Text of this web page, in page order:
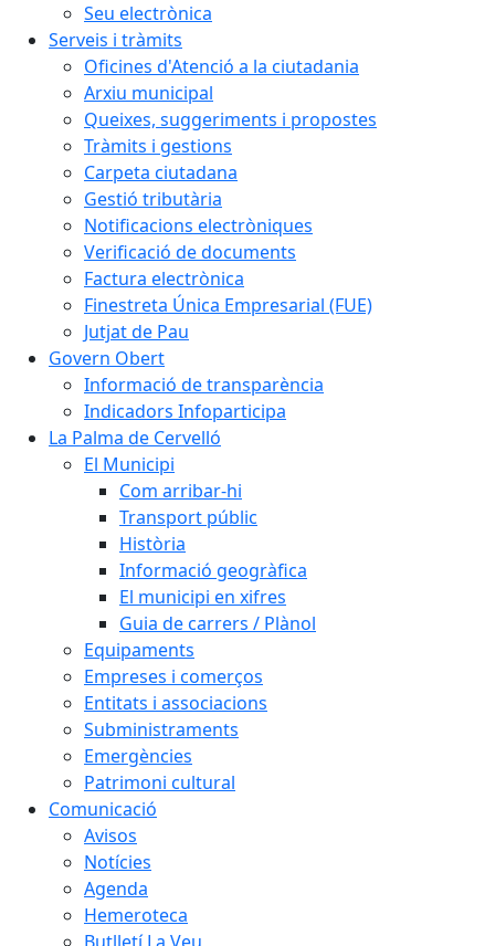
Seu electrònica
Serveis i tràmits
Oficines d'Atenció a la ciutadania
Arxiu municipal
Queixes, suggeriments i propostes
Tràmits i gestions
Carpeta ciutadana
Gestió tributària
Notificacions electròniques
Verificació de documents
Factura electrònica
Finestreta Única Empresarial (FUE)
Jutjat de Pau
Govern Obert
Informació de transparència
Indicadors Infoparticipa
La Palma de Cervelló
El Municipi
Com arribar-hi
Transport públic
Història
Informació geogràfica
El municipi en xifres
Guia de carrers / Plànol
Equipaments
Empreses i comerços
Entitats i associacions
Subministraments
Emergències
Patrimoni cultural
Comunicació
Avisos
Notícies
Agenda
Hemeroteca